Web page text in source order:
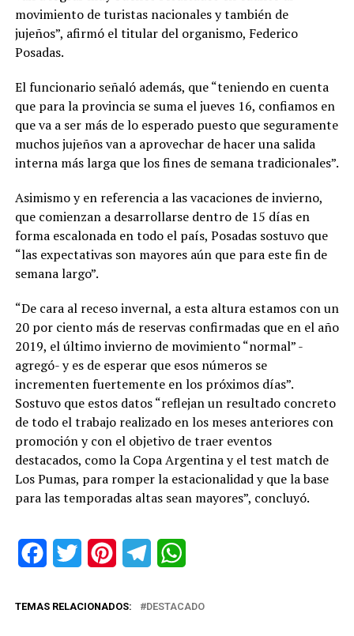
movimiento de turistas nacionales y también de
jujeños”, afirmó el titular del organismo, Federico
Posadas.
El funcionario señaló además, que “teniendo en cuenta
que para la provincia se suma el jueves 16, confiamos en
que va a ser más de lo esperado puesto que seguramente
muchos jujeños van a aprovechar de hacer una salida
interna más larga que los fines de semana tradicionales”.
Asimismo y en referencia a las vacaciones de invierno,
que comienzan a desarrollarse dentro de 15 días en
forma escalonada en todo el país, Posadas sostuvo que
“las expectativas son mayores aún que para este fin de
semana largo”.
“De cara al receso invernal, a esta altura estamos con un
20 por ciento más de reservas confirmadas que en el año
2019, el último invierno de movimiento “normal” -
agregó- y es de esperar que esos números se
incrementen fuertemente en los próximos días”.
Sostuvo que estos datos “reflejan un resultado concreto
de todo el trabajo realizado en los meses anteriores con
promoción y con el objetivo de traer eventos
destacados, como la Copa Argentina y el test match de
Los Pumas, para romper la estacionalidad y que la base
para las temporadas altas sean mayores”, concluyó.
FacebookTwitter PinterestTelegram
TEMAS RELACIONADOS: DESTACADO